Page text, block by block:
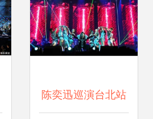
陈奕迅巡演台北站